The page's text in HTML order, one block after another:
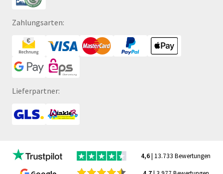
Zahlungsarten:
Lieferpartner:
4,6| 13.733 Bewertungen